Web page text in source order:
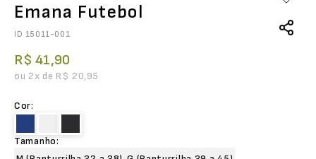
Emana Futebol
ID 15011-001
R$ 41,90
ou 2x de R$ 20,95
Cor:
Tamanho: